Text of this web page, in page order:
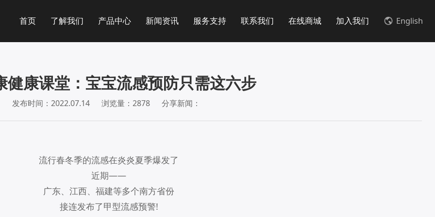
首页 了解我们 产品中心 新闻资讯 服务支持 联系我们 在线商城 加入我们 English
健康课堂：宝宝流感预防只需这六步
发布时间：2022.07.14 浏览量：2878 分享新闻：
流行春冬季的流感在炎炎夏季爆发了
近期——
广东、江西、福建等多个南方省份
接连发布了甲型流感预警!